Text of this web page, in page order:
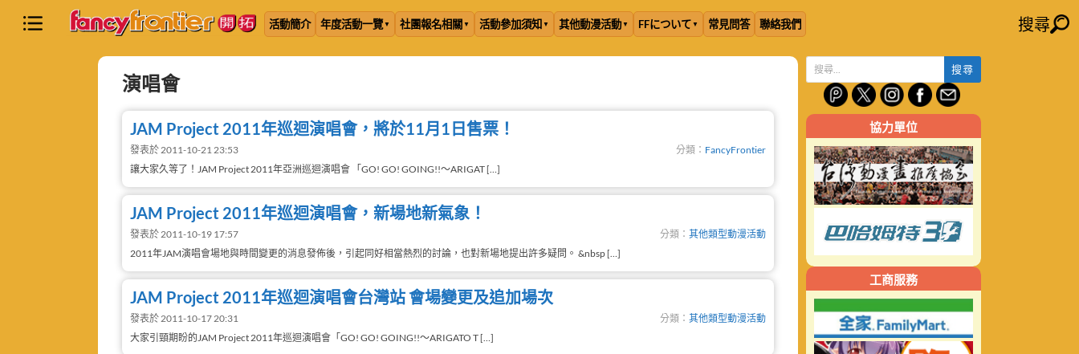
活動簡介 年度活動一覽 社團報名相關 活動參加須知 其他動漫活動 FFについて 常見問答 聯絡我們 搜尋
演唱會
JAM Project 2011年巡迴演唱會，將於11月1日售票！
發表於 2011-10-21 23:53 分類： FancyFrontier
讓大家久等了！JAM Project 2011年亞洲巡迴演唱會 「GO! GO! GOING!!～ARIGAT […]
JAM Project 2011年巡迴演唱會，新場地新氣象！
發表於 2011-10-19 17:57 分類： 其他類型動漫活動
2011年JAM演唱會場地與時間變更的消息發佈後，引起同好相當熱烈的討論，也對新場地提出許多疑問。 &nbsp […]
JAM Project 2011年巡迴演唱會台灣站 會場變更及追加場次
發表於 2011-10-17 20:31 分類： 其他類型動漫活動
大家引頸期盼的JAM Project 2011年巡迴演唱會「GO! GO! GOING!!～ARIGATO T […]
尋
關
鍵
字:
協力單位
工商服務